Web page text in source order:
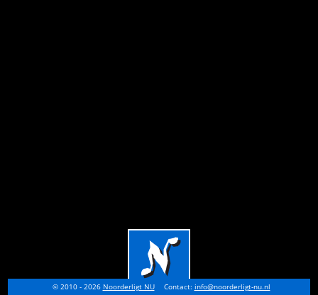
© 2010 - 2026 Noorderligt NU Contact: info@noorderligt-nu.nl